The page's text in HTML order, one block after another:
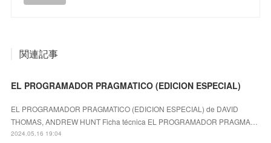
関連記事
EL PROGRAMADOR PRAGMATICO (EDICION ESPECIAL)
EL PROGRAMADOR PRAGMATICO (EDICION ESPECIAL) de DAVID
THOMAS, ANDREW HUNT Ficha técnica EL PROGRAMADOR PRAGMA…
2024.05.16 19:04